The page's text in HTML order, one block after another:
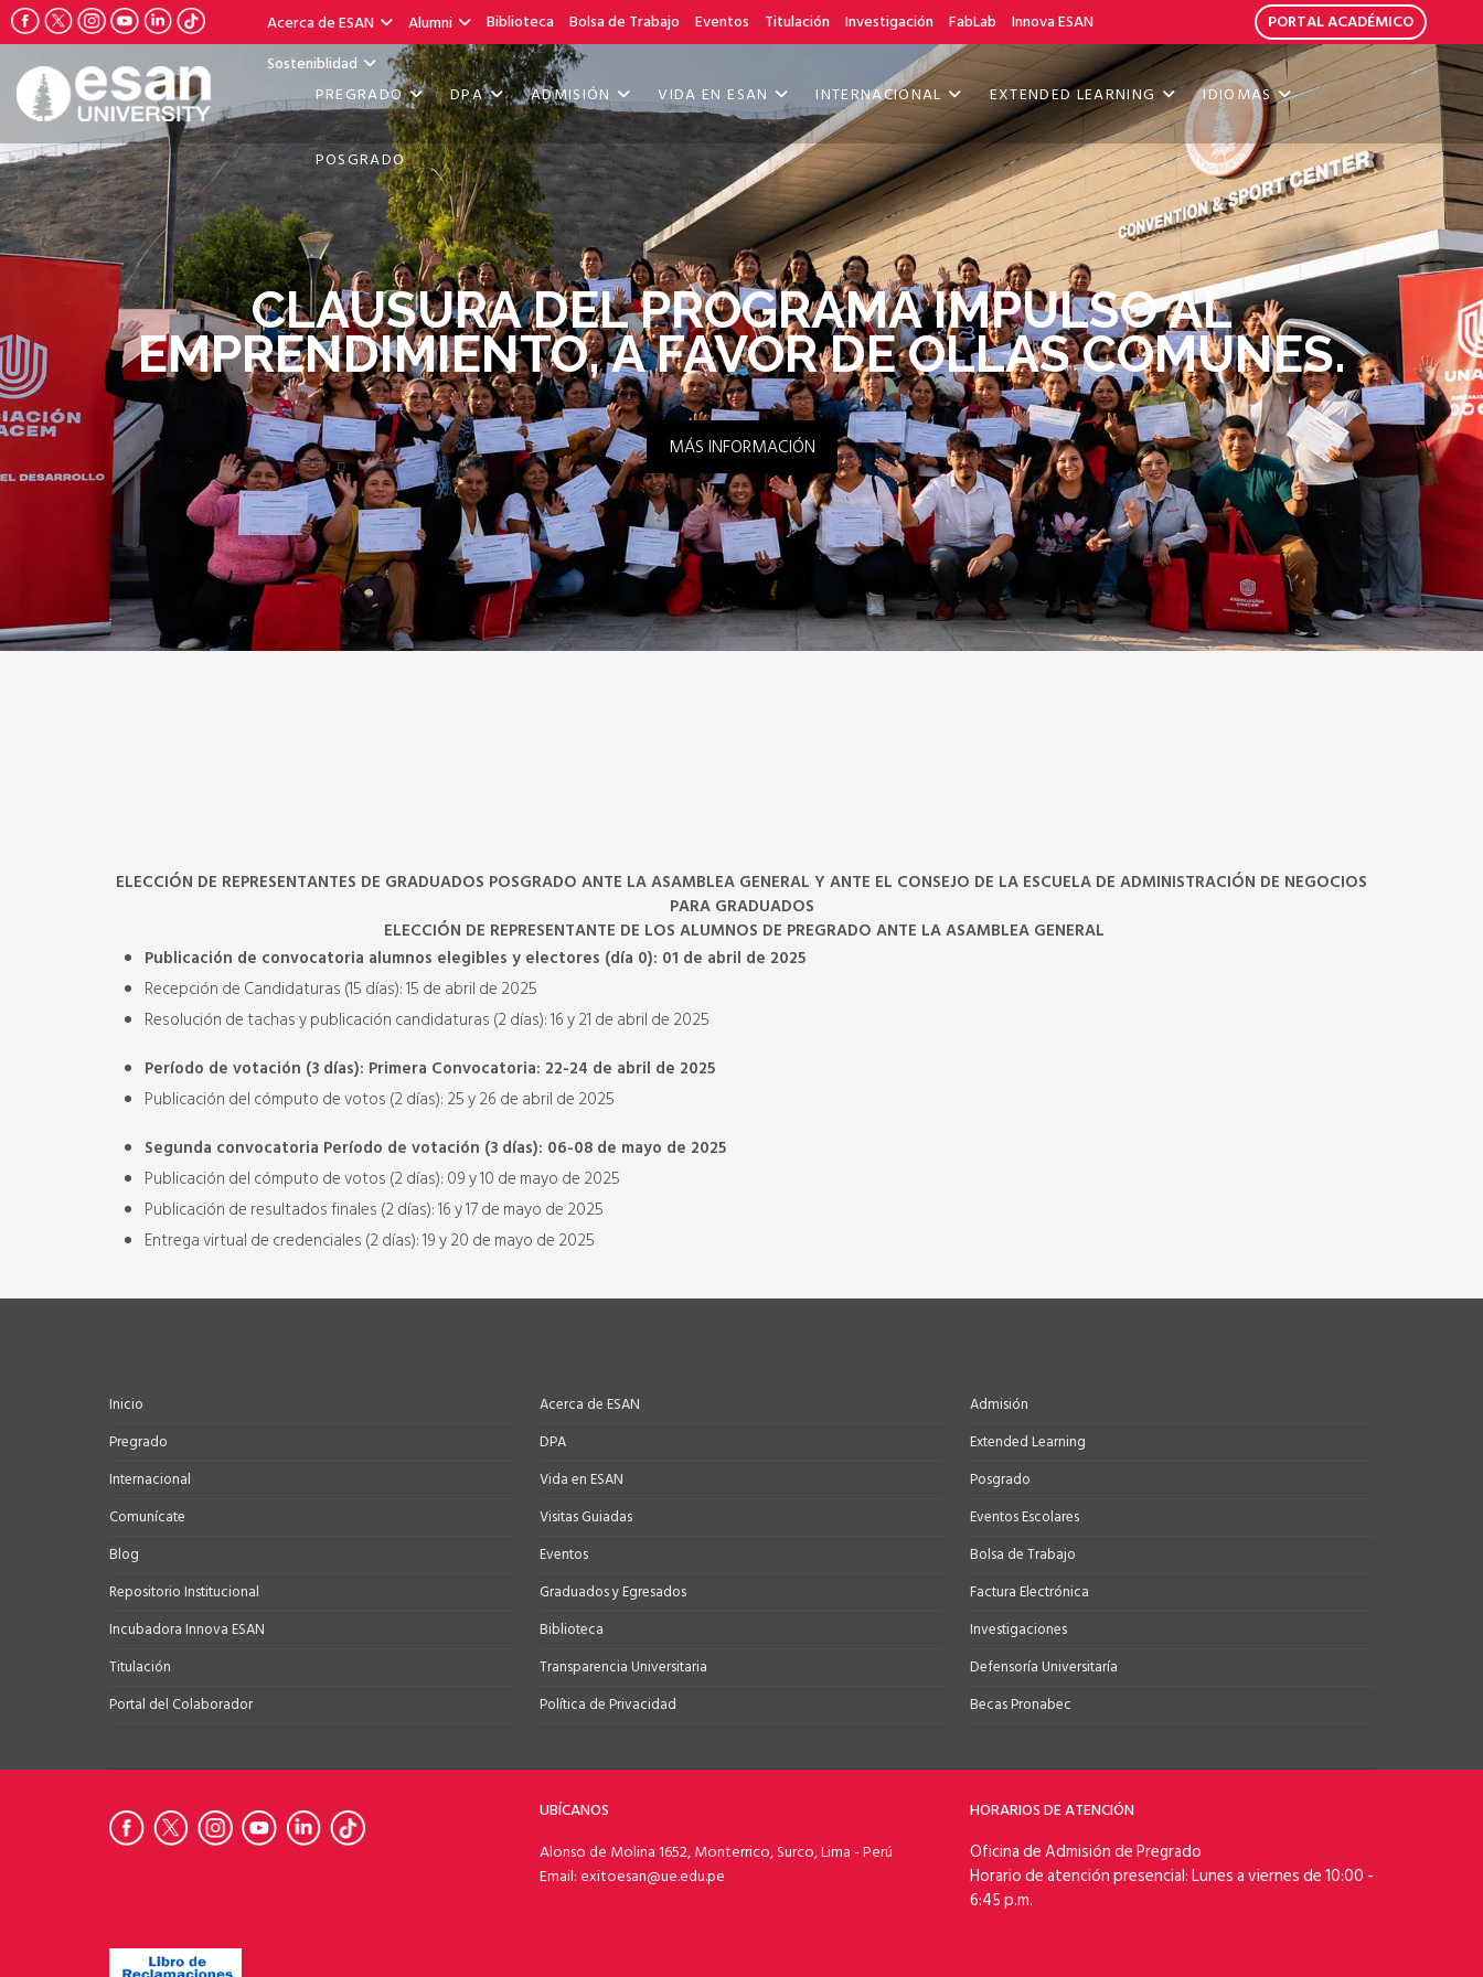
Acerca de ESAN Alumni Biblioteca Bolsa de Trabajo Eventos Titulación Investigación FabLab
Innova ESAN
Sosteniblidad
PORTAL ACADÉMICO
PREGRADO DPA ADMISIÓN VIDA EN ESAN INTERNACIONAL EXTENDED LEARNING IDIOMAS
POSGRADO
CLAUSURA DEL PROGRAMA IMPULSO AL
EMPRENDIMIENTO, A FAVOR DE OLLAS COMUNES.
MÁS INFORMACIÓN
ELECCIÓN DE REPRESENTANTES DE GRADUADOS POSGRADO ANTE LA ASAMBLEA GENERAL Y ANTE EL CONSEJO DE LA ESCUELA DE ADMINISTRACIÓN DE NEGOCIOS
PARA GRADUADOS
ELECCIÓN DE REPRESENTANTE DE LOS ALUMNOS DE PREGRADO ANTE LA ASAMBLEA GENERAL
Publicación de convocatoria alumnos elegibles y electores (día 0): 01 de abril de 2025
Recepción de Candidaturas (15 días): 15 de abril de 2025
Resolución de tachas y publicación candidaturas (2 días): 16 y 21 de abril de 2025
Período de votación (3 días): Primera Convocatoria: 22-24 de abril de 2025
Publicación del cómputo de votos (2 días): 25 y 26 de abril de 2025
Segunda convocatoria Período de votación (3 días): 06-08 de mayo de 2025
Publicación del cómputo de votos (2 días): 09 y 10 de mayo de 2025
Publicación de resultados finales (2 días): 16 y 17 de mayo de 2025
Entrega virtual de credenciales (2 días): 19 y 20 de mayo de 2025
Inicio
Pregrado
Internacional
Comunícate
Blog
Repositorio Institucional
Incubadora Innova ESAN
Titulación
Portal del Colaborador
Acerca de ESAN
DPA
Vida en ESAN
Visitas Guiadas
Eventos
Graduados y Egresados
Biblioteca
Transparencia Universitaria
Política de Privacidad
Admisión
Extended Learning
Posgrado
Eventos Escolares
Bolsa de Trabajo
Factura Electrónica
Investigaciones
Defensoría Universitaría
Becas Pronabec
UBÍCANOS
Alonso de Molina 1652, Monterrico, Surco, Lima - Perú
Email: exitoesan@ue.edu.pe
HORARIOS DE ATENCIÓN
Oficina de Admisión de Pregrado
Horario de atención presencial: Lunes a viernes de 10:00 -
6:45 p.m.